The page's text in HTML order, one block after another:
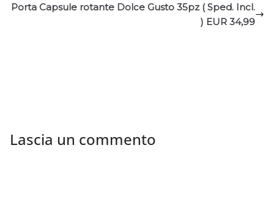
Porta Capsule rotante Dolce Gusto 35pz ( Sped. Incl.
) EUR 34,99
Lascia un commento